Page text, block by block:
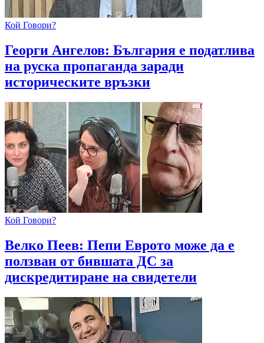
Кой Говори?
Георги Ангелов: България е податлива
на руска пропаганда заради
историческите връзки
Кой Говори?
Велко Пеев: Пепи Еврото може да е
ползван от бившата ДС за
дискредитиране на свидетели